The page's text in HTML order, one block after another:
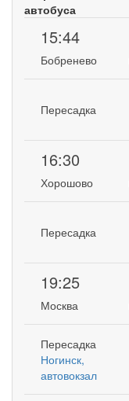
автобуса
15:44
Бобренево
Пересадка
16:30
Хорошово
Пересадка
19:25
Москва
Пересадка
Ногинск,
автовокзал